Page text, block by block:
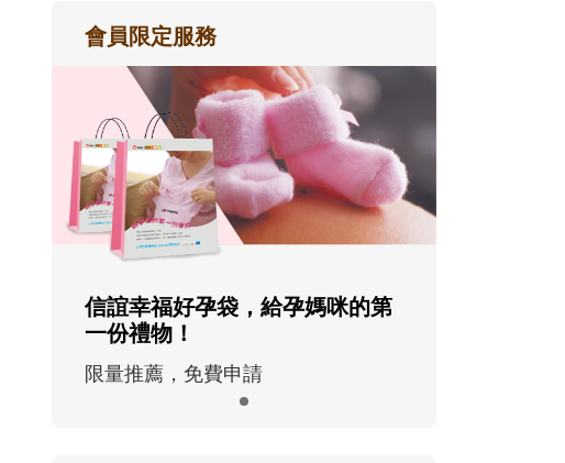
會員限定服務
信誼幸福好孕袋，給孕媽咪的第
一份禮物！
限量推薦，免費申請